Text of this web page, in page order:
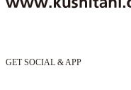
GET SOCIAL & APP